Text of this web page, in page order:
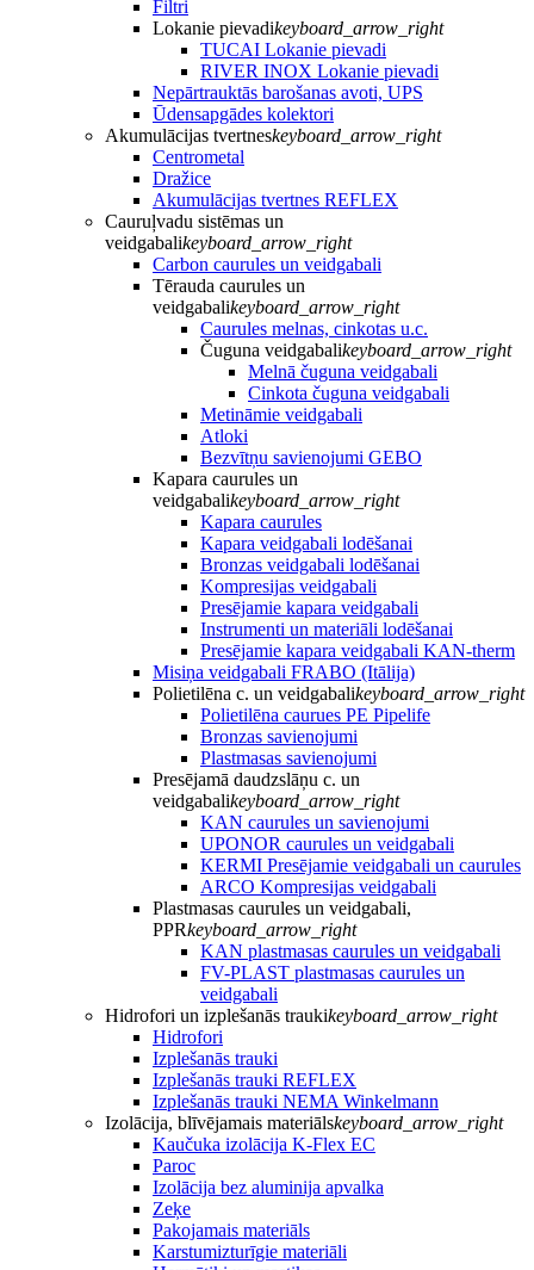
Filtri
Lokanie pievadikeyboard_arrow_right
TUCAI Lokanie pievadi
RIVER INOX Lokanie pievadi
Nepārtrauktās barošanas avoti, UPS
Ūdensapgādes kolektori
Akumulācijas tvertneskeyboard_arrow_right
Centrometal
Dražice
Akumulācijas tvertnes REFLEX
Cauruļvadu sistēmas un
veidgabalikeyboard_arrow_right
Carbon caurules un veidgabali
Tērauda caurules un
veidgabalikeyboard_arrow_right
Caurules melnas, cinkotas u.c.
Čuguna veidgabalikeyboard_arrow_right
Melnā čuguna veidgabali
Cinkota čuguna veidgabali
Metināmie veidgabali
Atloki
Bezvītņu savienojumi GEBO
Kapara caurules un
veidgabalikeyboard_arrow_right
Kapara caurules
Kapara veidgabali lodēšanai
Bronzas veidgabali lodēšanai
Kompresijas veidgabali
Presējamie kapara veidgabali
Instrumenti un materiāli lodēšanai
Presējamie kapara veidgabali KAN-therm
Misiņa veidgabali FRABO (Itālija)
Polietilēna c. un veidgabalikeyboard_arrow_right
Polietilēna caurues PE Pipelife
Bronzas savienojumi
Plastmasas savienojumi
Presējamā daudzslāņu c. un
veidgabalikeyboard_arrow_right
KAN caurules un savienojumi
UPONOR caurules un veidgabali
KERMI Presējamie veidgabali un caurules
ARCO Kompresijas veidgabali
Plastmasas caurules un veidgabali,
PPRkeyboard_arrow_right
KAN plastmasas caurules un veidgabali
FV-PLAST plastmasas caurules un
veidgabali
Hidrofori un izplešanās traukikeyboard_arrow_right
Hidrofori
Izplešanās trauki
Izplešanās trauki REFLEX
Izplešanās trauki NEMA Winkelmann
Izolācija, blīvējamais materiālskeyboard_arrow_right
Kaučuka izolācija K-Flex EC
Paroc
Izolācija bez aluminija apvalka
Zeķe
Pakojamais materiāls
Karstumizturīgie materiāli